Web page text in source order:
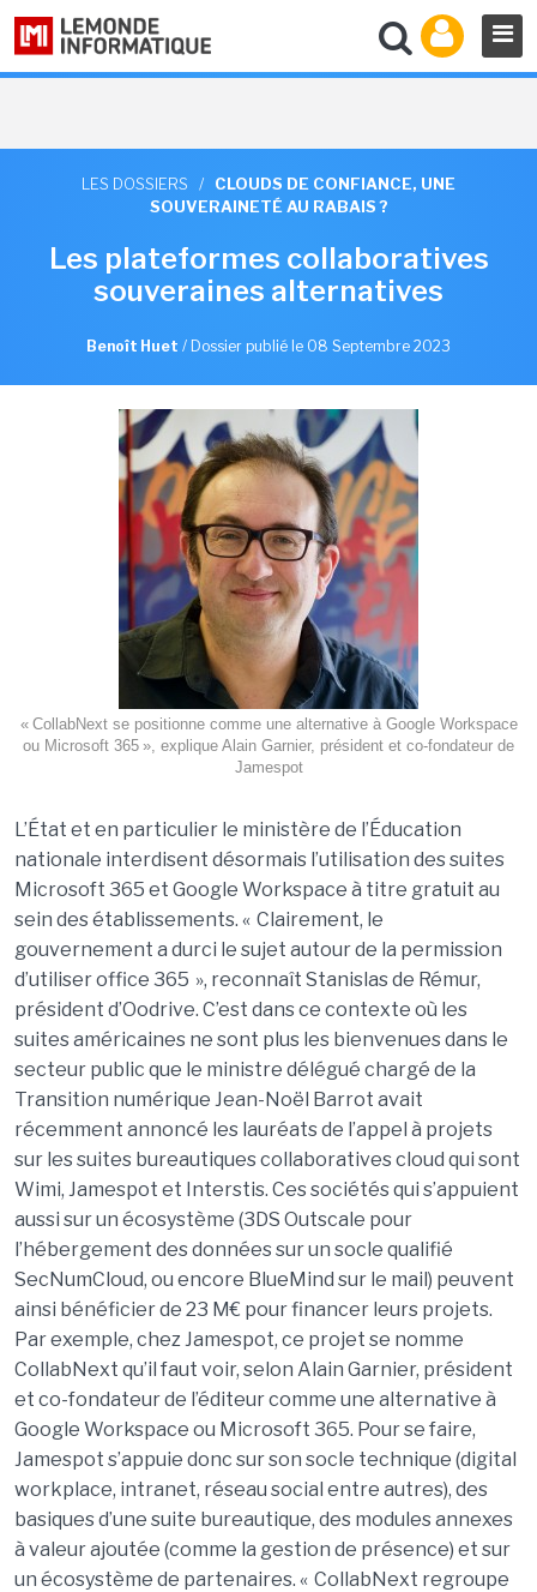
LES DOSSIERS /
CLOUDS DE CONFIANCE, UNE
SOUVERAINETÉ AU RABAIS ?
Les plateformes collaboratives
souveraines alternatives
Benoît Huet / Dossier publié le 08 Septembre 2023
« CollabNext se positionne comme une alternative à Google Workspace
ou Microsoft 365 », explique Alain Garnier, président et co-fondateur de
Jamespot
L’État et en particulier le ministère de l’Éducation
nationale interdisent désormais l’utilisation des suites
Microsoft 365 et Google Workspace à titre gratuit au
sein des établissements. « Clairement, le
gouvernement a durci le sujet autour de la permission
d’utiliser office 365 », reconnaît Stanislas de Rémur,
président d’Oodrive. C’est dans ce contexte où les
suites américaines ne sont plus les bienvenues dans le
secteur public que le ministre délégué chargé de la
Transition numérique Jean-Noël Barrot avait
récemment annoncé les lauréats de l’appel à projets
sur les suites bureautiques collaboratives cloud qui sont
Wimi, Jamespot et Interstis. Ces sociétés qui s’appuient
aussi sur un écosystème (3DS Outscale pour
l’hébergement des données sur un socle qualifié
SecNumCloud, ou encore BlueMind sur le mail) peuvent
ainsi bénéficier de 23 M€ pour financer leurs projets.
Par exemple, chez Jamespot, ce projet se nomme
CollabNext qu’il faut voir, selon Alain Garnier, président
et co-fondateur de l’éditeur comme une alternative à
Google Workspace ou Microsoft 365. Pour se faire,
Jamespot s’appuie donc sur son socle technique (digital
workplace, intranet, réseau social entre autres), des
basiques d’une suite bureautique, des modules annexes
à valeur ajoutée (comme la gestion de présence) et sur
un écosystème de partenaires. « CollabNext regroupe